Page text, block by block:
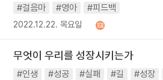
#걸음마
#영아 #피드백
2022.12.22. 목요일
무엇이 우리를 성장시키는가
#인생 #성공 #실패 #길 #성장